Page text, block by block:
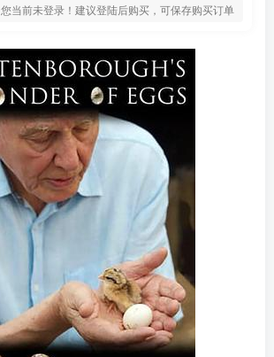
您当前未登录！建议登陆后购买，可保存购买订单